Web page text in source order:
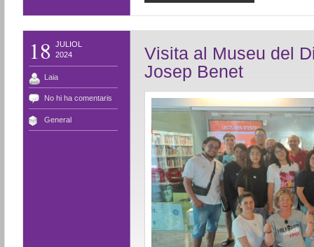
18
JULIOL
2024
Laia
No hi ha comentaris
General
Visita al Museu del
Josep Benet